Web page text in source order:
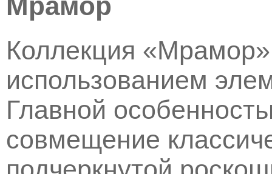
Мрамор
Коллекция
использованием
Главной
совмещение